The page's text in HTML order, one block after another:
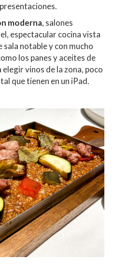
moderna, salones
espectacular cocina vista
sala notable y con mucho
los panes y aceites de
vinos de la zona, poco
que tienen en un iPad.